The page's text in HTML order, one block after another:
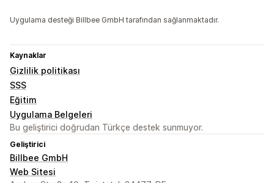
Uygulama desteği Billbee GmbH tarafından sağlanmaktadır.
Kaynaklar
Gizlilik politikası
SSS
Eğitim
Uygulama Belgeleri
Bu geliştirici doğrudan Türkçe destek sunmuyor.
Geliştirici
Billbee GmbH
Web Sitesi